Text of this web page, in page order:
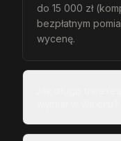
do 15 000 zł
bezpłatnym
wycenę.